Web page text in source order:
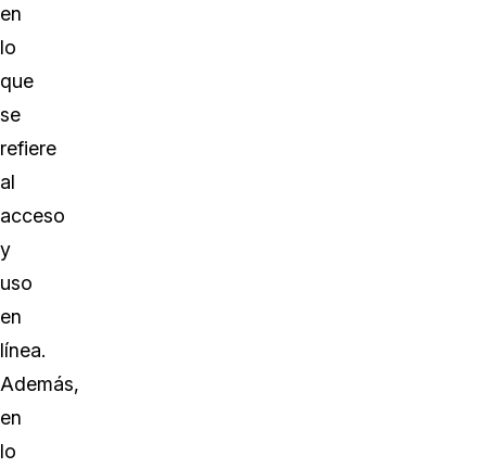
en
lo
que
se
refiere
al
acceso
y
uso
en
línea.
Además,
en
lo